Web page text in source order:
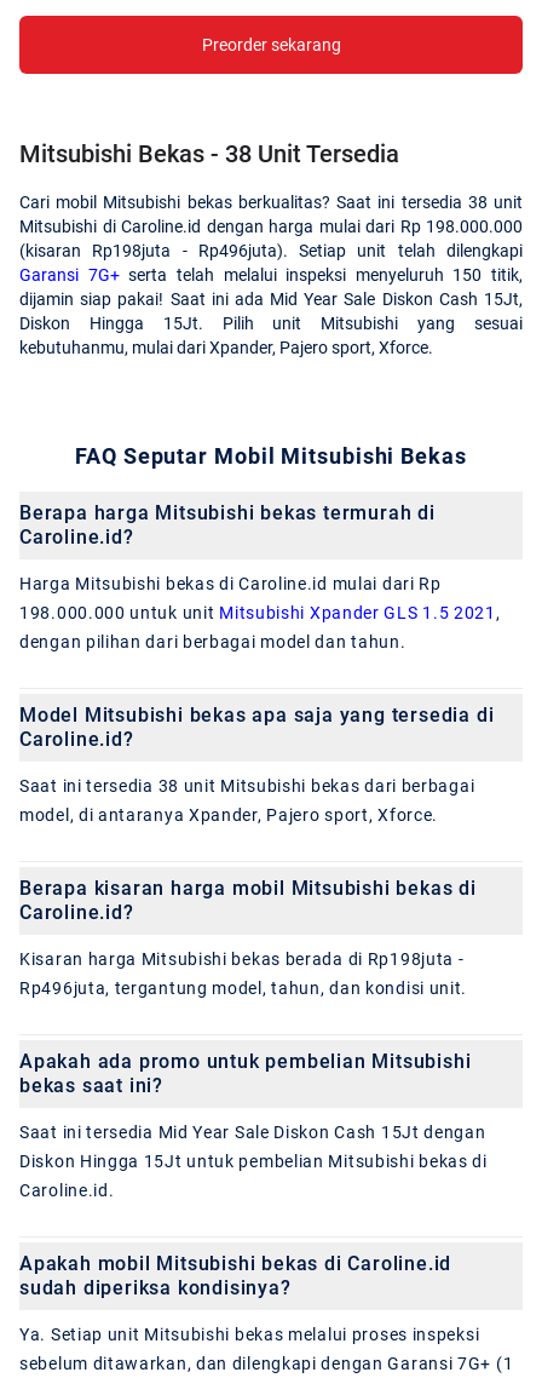
Preorder sekarang
Mitsubishi Bekas - 38 Unit Tersedia
Cari mobil Mitsubishi bekas berkualitas? Saat ini tersedia 38 unit
Mitsubishi di Caroline.id dengan harga mulai dari Rp 198.000.000
(kisaran Rp198juta - Rp496juta). Setiap unit telah dilengkapi
Garansi 7G+serta telah melalui inspeksi menyeluruh 150 titik,
dijamin siap pakai! Saat ini ada Mid Year Sale Diskon Cash 15Jt,
Diskon Hingga 15Jt. Pilih unit Mitsubishi yang sesuai
kebutuhanmu, mulai dari Xpander, Pajero sport, Xforce.
FAQ Seputar Mobil Mitsubishi Bekas
Berapa harga Mitsubishi bekas termurah di
Caroline.id?
Harga Mitsubishi bekas di Caroline.id mulai dari Rp
198.000.000 untuk unit Mitsubishi Xpander GLS 1.5 2021 ,
dengan pilihan dari berbagai model dan tahun.
Model Mitsubishi bekas apa saja yang tersedia di
Caroline.id?
Saat ini tersedia 38 unit Mitsubishi bekas dari berbagai
model, di antaranya Xpander, Pajero sport, Xforce.
Berapa kisaran harga mobil Mitsubishi bekas di
Caroline.id?
Kisaran harga Mitsubishi bekas berada di Rp198juta -
Rp496juta, tergantung model, tahun, dan kondisi unit.
Apakah ada promo untuk pembelian Mitsubishi
bekas saat ini?
Saat ini tersedia Mid Year Sale Diskon Cash 15Jt dengan
Diskon Hingga 15Jt untuk pembelian Mitsubishi bekas di
Caroline.id.
Apakah mobil Mitsubishi bekas di Caroline.id
sudah diperiksa kondisinya?
Ya. Setiap unit Mitsubishi bekas melalui proses inspeksi
sebelum ditawarkan, dan dilengkapi dengan Garansi 7G+ (1